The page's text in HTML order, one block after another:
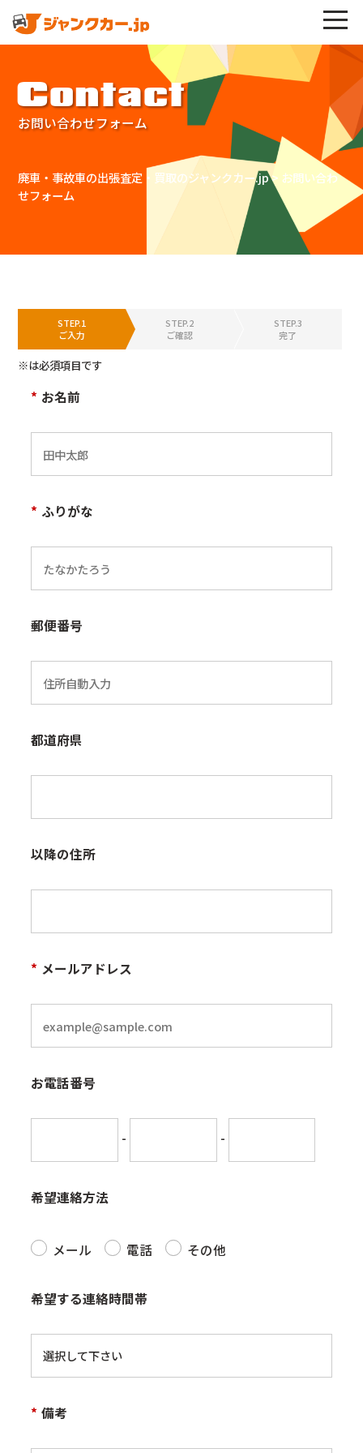
Contact
お問い合わせフォーム
廃車・事故車の出張査定・買取のジャンクカー.jp> お問い合わ
せフォーム
STEP.1
ご入力
STEP.2
ご確認
STEP.3
完了
※は必須項目です
* お名前
* ふりがな
郵便番号
都道府県
以降の住所
* メールアドレス
お電話番号
- -
希望連絡方法
メール 電話 その他
希望する連絡時間帯
* 備考